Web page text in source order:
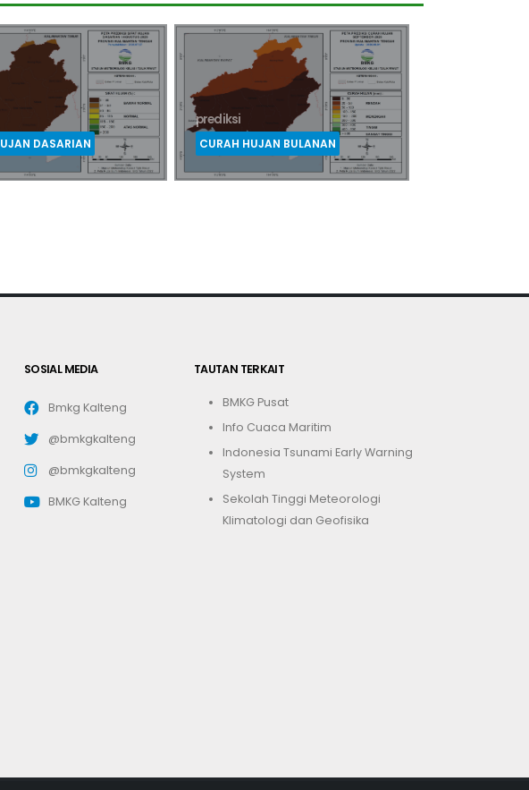
BULANAN
prediksi
SIFAT HUJAN BULANAN
SOSIAL MEDIA
Bmkg Kalteng
@bmkgkalteng
@bmkgkalteng
BMKG Kalteng
TAUTAN TERKAIT
BMKG Pusat
Info Cuaca Maritim
Indonesia Tsunami Early Warning
System
Sekolah Tinggi Meteorologi
Klimatologi dan Geofisika